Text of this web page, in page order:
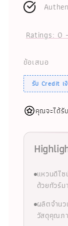
Ratings:0
ข้อเสนอ
รับ Credit เ
คุณจะได้รั
แหวนดีไซ
ด้วยทัวร์
ผลิตจำน
วัสดุคุณภ